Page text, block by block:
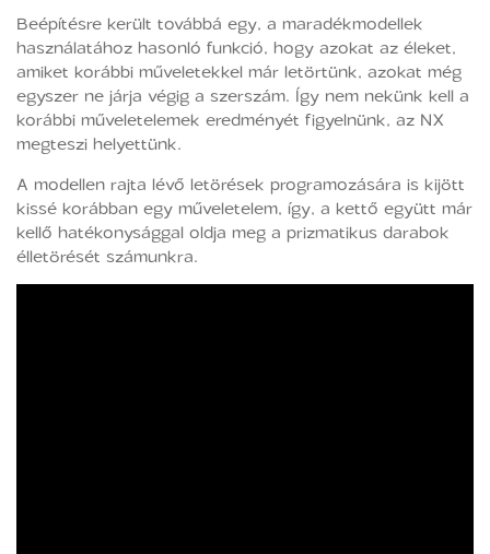
Beépítésre került továbbá egy, a maradékmodellek
használatához hasonló funkció, hogy azokat az éleket,
amiket korábbi műveletekkel már letörtünk, azokat még
egyszer ne járja végig a szerszám. Így nem nekünk kell a
korábbi műveletelemek eredményét figyelnünk, az NX
megteszi helyettünk.
A modellen rajta lévő letörések programozására is kijött
kissé korábban egy műveletelem, így, a kettő együtt már
kellő hatékonysággal oldja meg a prizmatikus darabok
élletörését számunkra.